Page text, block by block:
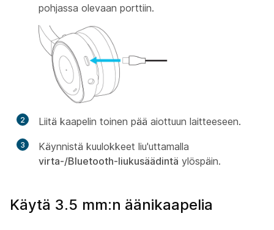
pohjassa olevaan porttiin.
2 Liitä kaapelin toinen pää aiottuun laitteeseen.
3
Käynnistä kuulokkeet liu'uttamalla
virta-/Bluetooth-liukusäädintä ylöspäin.
Käytä 3.5 mm:n äänikaapelia